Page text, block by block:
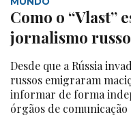
Como o “Vlast”
jornalismo
Desde que a Rússia
russos emigraram
informar de forma
órgãos de comunicação